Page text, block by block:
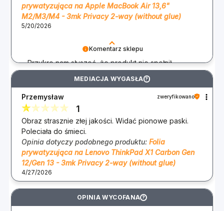
Komentarz sklepu
Przykro nam słyszeć, że produkt nie spełnił
dotyczące naklejek podtrzymujących i różnic w
produktach. Każda opinia jest dla nas ważna,
abyśmy mogli się rozwijać i poprawiać nasze
z naszym Biurem Obsługi Klienta, chętnie
pomożemy. Zespół 3mk :)
prywatyzująca na Apple MacBook Air 13,6"
M2/M3/M4 - 3mk Privacy 2-way (without glue)
5/20/2026
MEDIACJA WYGASŁA ?
Przemysław zweryfikowano
1
Obraz strasznie złej jakości. Widać pionowe paski.
Poleciała do śmieci.
Opinia dotyczy podobnego produktu: Folia
prywatyzująca na Lenovo ThinkPad X1 Carbon Gen
12/Gen 13 - 3mk Privacy 2-way (without glue)
4/27/2026
OPINIA WYCOFANA ?